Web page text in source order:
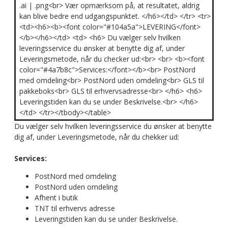
.ai | .png<br> Vær opmærksom på, at resultatet, aldrig
kan blive bedre end udgangspunktet. </h6></td> </tr> <tr>
<td><h6><b><font color="#104a5a">LEVERING</font>
</b></h6></td> <td> <h6> Du vælger selv hvilken
leveringsservice du ønsker at benytte dig af, under
Leveringsmetode, når du checker ud:<br> <br> <b><font
color="#4a7b8c">Services:</font></b><br> PostNord
med omdeling<br> PostNord uden omdeling<br> GLS til
pakkeboks<br> GLS til erhvervsadresse<br> </h6> <h6>
Leveringstiden kan du se under Beskrivelse.<br> </h6>
</td> </tr></tbody></table>
Du vælger selv hvilken leveringsservice du ønsker at benytte
dig af, under Leveringsmetode, når du chekker ud:
Services:
PostNord med omdeling
PostNord uden omdeling
Afhent i butik
TNT til erhvervs adresse
Leveringstiden kan du se under Beskrivelse.